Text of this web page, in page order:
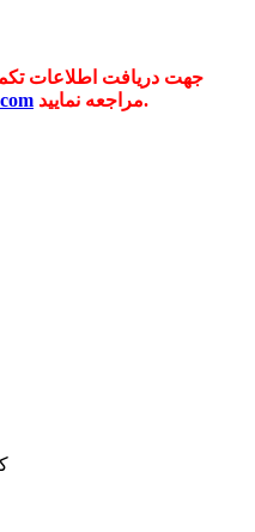
جهت دریافت اطلاعات
مراجعه نمایید.